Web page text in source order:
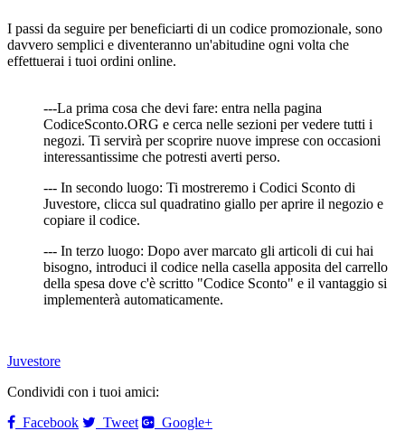
I passi da seguire per beneficiarti di un codice promozionale, sono
davvero semplici e diventeranno un'abitudine ogni volta che
effettuerai i tuoi ordini online.
---La prima cosa che devi fare: entra nella pagina
CodiceSconto.ORG e cerca nelle sezioni per vedere tutti i
negozi. Ti servirà per scoprire nuove imprese con occasioni
interessantissime che potresti averti perso.
--- In secondo luogo: Ti mostreremo i Codici Sconto di
Juvestore, clicca sul quadratino giallo per aprire il negozio e
copiare il codice.
--- In terzo luogo: Dopo aver marcato gli articoli di cui hai
bisogno, introduci il codice nella casella apposita del carrello
della spesa dove c'è scritto "Codice Sconto" e il vantaggio si
implementerà automaticamente.
Juvestore
Condividi con i tuoi amici:
Facebook
Tweet
Google+